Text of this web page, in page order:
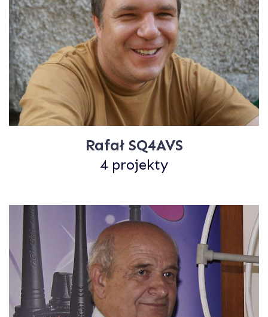
Rafał SQ4AVS
4 projekty